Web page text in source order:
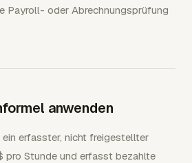
Payroll- oder Abrechnungsprüfung
anwenden
erfasster, nicht freigestellter
pro Stunde und erfasst bezahlte